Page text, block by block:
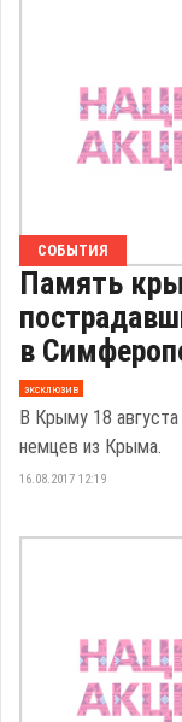
СОБЫТИЯ
Память
в
эксклюзив
В Крыму 18
немцев из Крыма.
16.08.2017 12:19